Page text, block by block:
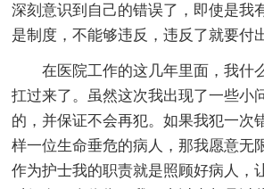
深刻意识到自己的错误了，即使是我
是制度，不能够违反，违反了就要付
在医院工作的这几年里面，我什
扛过来了。虽然这次我出现了一些小
的，并保证不会再犯。如果我犯一次
样一位生命垂危的病人，那我愿意无
作为护士我的职责就是照顾好病人，